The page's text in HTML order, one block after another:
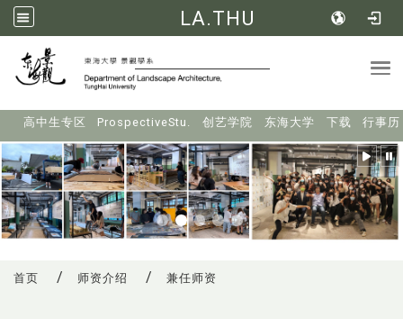
LA.THU
高中生专区 ProspectiveStu. 创艺学院 东海大学 下载 行事历
首页 师资介绍 兼任师资